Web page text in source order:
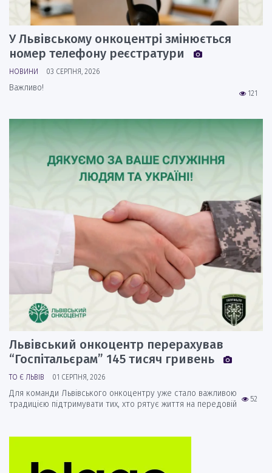
У Львівському онкоцентрі змінюється
номер телефону реєстратури
НОВИНИ 03 СЕРПНЯ, 2026
121
Важливо!
Львівський онкоцентр перерахував
“Госпітальєрам” 145 тисяч гривень
ТО Є ЛЬВІВ 01 СЕРПНЯ, 2026
52
Для команди Львівського онкоцентру уже стало важливою
традицією підтримувати тих, хто рятує життя на передовій